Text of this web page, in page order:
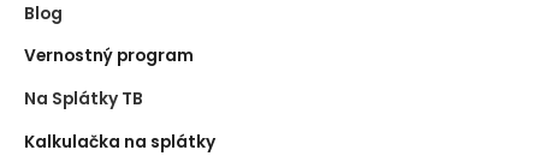
Blog
Vernostný program
Na Splátky TB
Kalkulačka na splátky